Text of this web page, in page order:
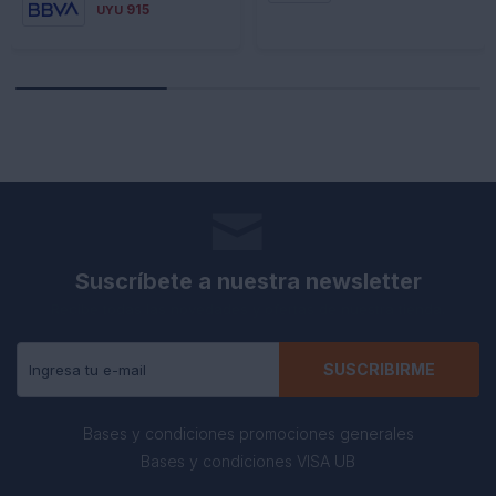
UYU 915
Suscríbete a nuestra newsletter
SUSCRIBIRME
Bases y condiciones promociones generales
Bases y condiciones VISA UB